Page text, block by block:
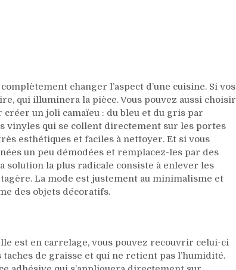
changer l’aspect d’une cuisine. Si vos
qui illuminera la pièce. Vous pouvez aussi choisir
un joli camaïeu : du bleu et du gris par
vinyles qui se collent directement sur les portes
esthétiques et faciles à nettoyer. Et si vous
un peu démodées et remplacez-les par des
solution la plus radicale consiste à enlever les
La mode est justement au minimalisme et
des objets décoratifs.
est en carrelage, vous pouvez recouvrir celui-ci
taches de graisse et qui ne retient pas l’humidité.